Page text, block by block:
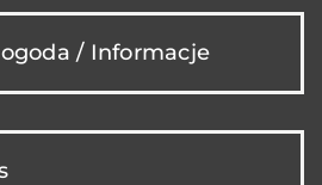
/ Informacje